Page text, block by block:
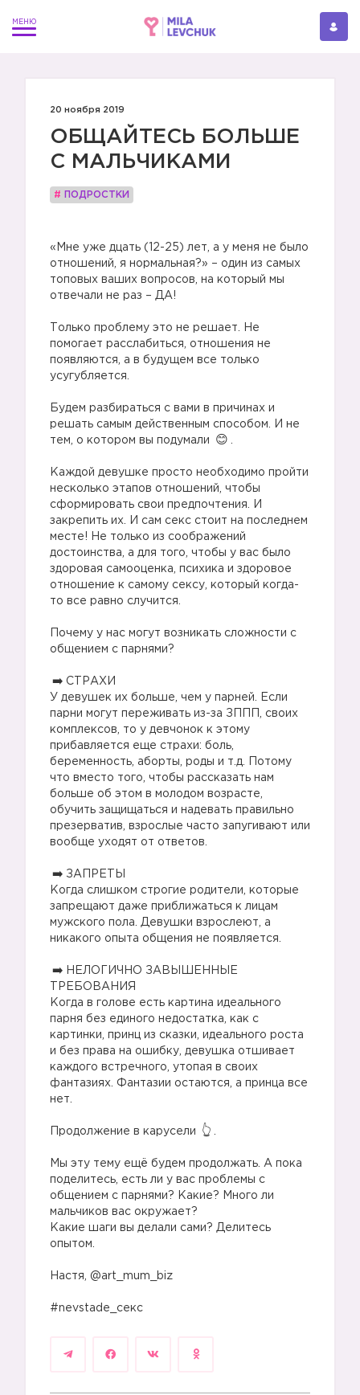
20 ноября 2019
ОБЩАЙТЕСЬ БОЛЬШЕ
С МАЛЬЧИКАМИ
# ПОДРОСТКИ
«Мне уже дцать (12-25) лет, а у меня не было
отношений, я нормальная?» – один из самых
топовых ваших вопросов, на который мы
отвечали не раз – ДА!
Только проблему это не решает. Не
помогает расслабиться, отношения не
появляются, а в будущем все только
усугубляется.
Будем разбираться с вами в причинах и
решать самым действенным способом. И не
тем, о котором вы подумали
Каждой девушке просто необходимо пройти
несколько этапов отношений, чтобы
сформировать свои предпочтения. И
закрепить их. И сам секс стоит на последнем
месте! Не только из соображений
достоинства, а для того, чтобы у вас было
здоровая самооценка, психика и здоровое
отношение к самому сексу, который когда-
то все равно случится.
Почему у нас могут возникать сложности с
общением с парнями?
СТРАХИ⠀
У девушек их больше, чем у парней. Если
парни могут переживать из-за ЗППП, своих
комплексов, то у девчонок к этому
прибавляется еще страхи: боль,
беременность, аборты, роды и т.д. Потому
что вместо того, чтобы рассказать нам
больше об этом в молодом возрасте,
обучить защищаться и надевать правильно
презерватив, взрослые часто запугивают или
вообще уходят от ответов.
ЗАПРЕТЫ⠀
Когда слишком строгие родители, которые
запрещают даже приближаться к лицам
мужского пола. Девушки взрослеют, а
никакого опыта общения не появляется.
НЕЛОГИЧНО ЗАВЫШЕННЫЕ
ТРЕБОВАНИЯ⠀
Когда в голове есть картина идеального
парня без единого недостатка, как с
картинки, принц из сказки, идеального роста
и без права на ошибку, девушка отшивает
каждого встречного, утопая в своих
фантазиях. Фантазии остаются, а принца все
нет.
Продолжение в карусели
Мы эту тему ещё будем продолжать. А пока
поделитесь, есть ли у вас проблемы с
общением с парнями? Какие? Много ли
мальчиков вас окружает?
Какие шаги вы делали сами? Делитесь
опытом.
Настя, @art_mum_biz
#nevstade_секс